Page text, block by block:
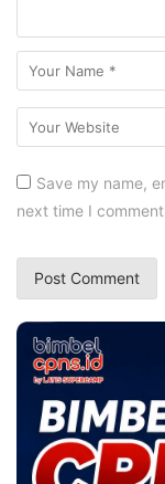
Save my name,
next time I